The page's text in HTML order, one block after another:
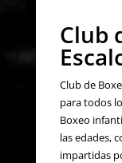
Club
Club de
para todos
Boxeo
las edades,
impartidas